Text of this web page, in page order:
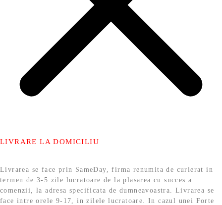
LIVRARE LA DOMICILIU
Livrarea se face prin SameDay, firma renumita de curierat in
termen de 3-5 zile lucratoare de la plasarea cu succes a
comenzii, la adresa specificata de dumneavoastra. Livrarea se
face intre orele 9-17, in zilele lucratoare. In cazul unei Forte